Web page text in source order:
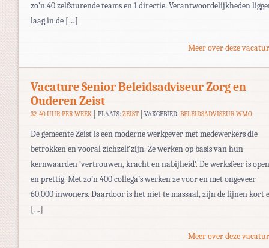
zo’n 40 zelfsturende teams en 1 directie. Verantwoordelijkheden
laag in de […]
Meer over deze
Vacature Senior Beleidsadviseur Zorg en
Ouderen Zeist
32-40 UUR PER WEEK PLAATS: ZEIST VAKGEBIED:BELEIDSADVISEUR WMO
De gemeente Zeist is een moderne werkgever met medewerkers die
betrokken en vooral zichzelf zijn. Ze werken op basis van hun
kernwaarden ‘vertrouwen, kracht en nabijheid’. De werksfeer is open
en prettig. Met zo’n 400 collega’s werken ze voor en met ongeveer
60.000 inwoners. Daardoor is het niet te massaal, zijn de lijnen kort
[…]
Meer over deze